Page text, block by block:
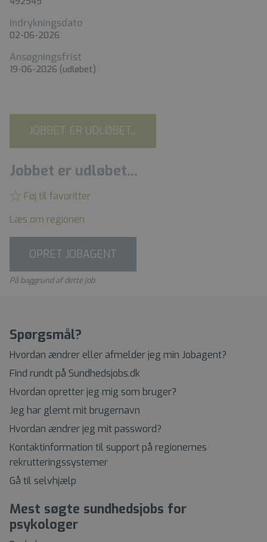
Indrykningsdato
02-06-2026
Ansøgningsfrist
19-06-2026 (udløbet)
JOBBET ER UDLØBET...
Jobbet er udløbet...
Føj til favoritter
Læs om regionen
OPRET JOBAGENT
På baggrund af dette job
Spørgsmål?
Hvordan ændrer eller afmelder jeg min Jobagent?
Find rundt på Sundhedsjobs.dk
Hvordan opretter jeg mig som bruger?
Jeg har glemt mit brugernavn
Hvordan ændrer jeg mit password?
Kontaktinformation til support på regionernes
rekrutteringssystemer
Gå til selvhjælp
Mest søgte sundhedsjobs for
psykologer